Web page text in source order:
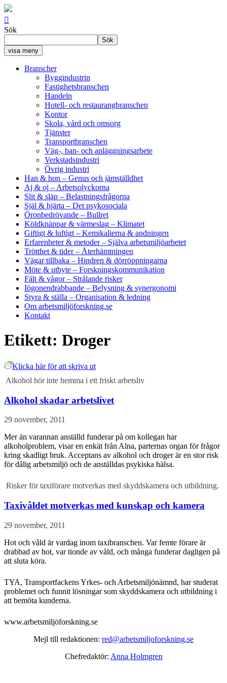

Sök
Sök
visa meny
Branscher
Byggindustrin
Fastighetsbranschen
Handeln
Hotell- och restaurangbranschen
Kontor
Skola, vård och omsorg
Tjänster
Transportbranschen
Väg-, ban- och anläggningsarbete
Verkstadsindustri
Övrig industri
Han & hon – Genus och jämställdhet
Aj & oj – Arbetsolyckorna
Slit & släp – Belastningsfrågorna
Själ & hjärta – Det psykosociala
Öronbedrövande – Bullret
Köldknäppar & värmeslag – Klimatet
Giftigt & luftigt – Kemikalierna & andningen
Erfarenheter & metoder– Själva arbetsmiljöarbetet
Trötthet & tider– Återhämtningen
Vägar tillbaka – Hindren & dörröppningarna
Möte & utbyte – Forskningskommunikation
Fält & vågor– Strålande risker
Iögonendrabbande – Belysning & synergonomi
Styra & ställa – Organisation & ledning
Om arbetsmiljöforskning.se
Kontakt
Etikett: Droger
Klicka här för att skriva ut
Alkohol hör inte hemma i ett friskt arbetsliv
Alkohol skadar arbetslivet
29 november, 2011
Mer än varannan anställd funderar på om kollegan har
alkoholproblem, visar en enkät från Alna, parternas organ för frågor
kring skadligt bruk. Acceptans av alkohol och droger är en stor risk
för dålig arbetsmiljö och de anställdas psykiska hälsa.
Risker för taxiförare motverkas med skyddskamera och utbildning.
Taxivåldet motverkas med kunskap och kamera
29 november, 2011
Hot och våld är vardag inom taxibranschen. Var femte förare är
drabbad av hot, var tionde av våld, och många funderar dagligen på
att sluta köra.
TYA, Transportfackens Yrkes- och Arbetsmiljönämnd, har studerat
problemet och funnit lösningar som skyddskamera och utbildning i
att bemöta kunderna.
www.arbetsmiljöforskning.se
Mejl till redaktionen: red@arbetsmiljoforskning.se
Chefredaktör: Anna Holmgren